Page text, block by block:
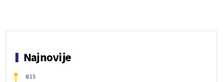
Najnovije
8:15